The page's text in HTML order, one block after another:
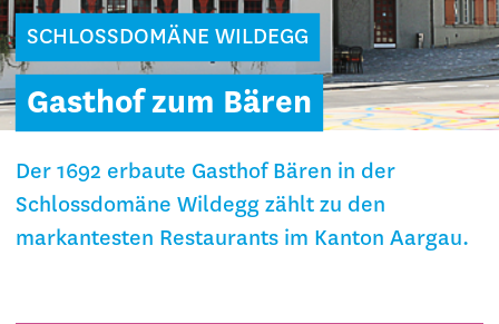
SCHLOSSDOMÄNE WILDEGG
Gasthof zum Bären
Der 1692 erbaute Gasthof Bären in der
Schlossdomäne Wildegg zählt zu den
markantesten Restaurants im Kanton Aargau.